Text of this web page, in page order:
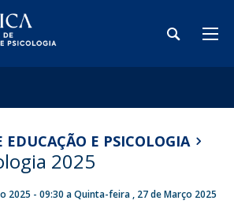
EDUCAÇÃO E PSICOLOGIA
2025
2025 - 09:30 aQuinta-feira , 27 de Março 2025